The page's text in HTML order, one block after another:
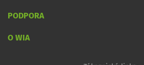
PODPORA
O WIA